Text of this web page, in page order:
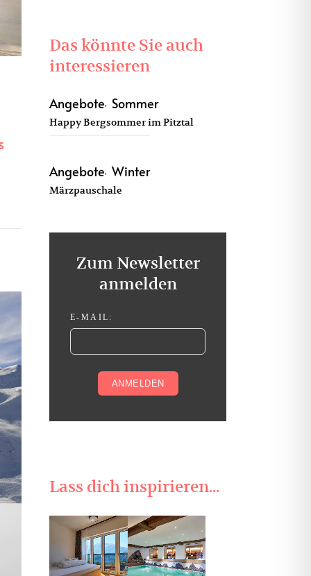
Das könnte Sie auch
interessieren
Angebote Sommer
Happy Bergsommer im Pitztal
Angebote Winter
Märzpauschale
Zum Newsletter
anmelden
E-MAIL:
Lass dich inspirieren...